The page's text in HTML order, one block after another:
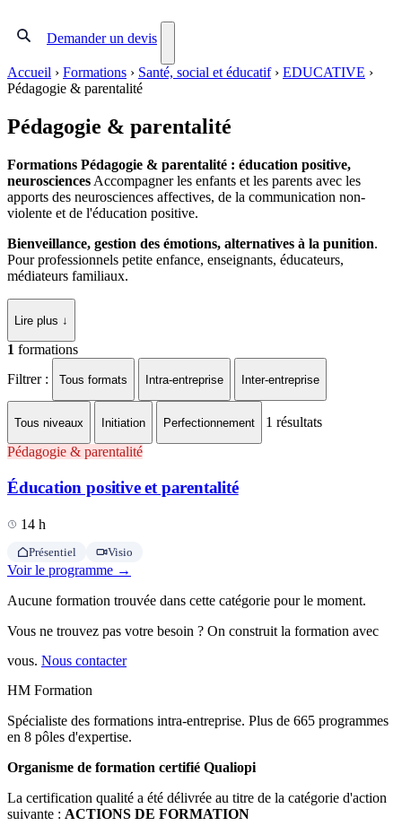
Demander un devis
Accueil › Formations › Santé, social et éducatif › EDUCATIVE ›
Pédagogie & parentalité
Pédagogie & parentalité
Formations Pédagogie & parentalité : éducation positive,
neurosciences Accompagner les enfants et les parents avec les
apports des neurosciences affectives, de la communication non-
violente et de l'éducation positive.
Bienveillance, gestion des émotions, alternatives à la punition.
Pour professionnels petite enfance, enseignants, éducateurs,
médiateurs familiaux.
Lire plus ↓
1 formations
Filtrer :
Tous formats Intra-entreprise Inter-entreprise
Tous niveaux Initiation Perfectionnement 1 résultats
Pédagogie & parentalité
Éducation positive et parentalité
14 h
Présentiel Visio
Voir le programme →
Aucune formation trouvée dans cette catégorie pour le moment.
Vous ne trouvez pas votre besoin ? On construit la formation avec
vous. Nous contacter
HM Formation
Spécialiste des formations intra-entreprise. Plus de 665 programmes
en 8 pôles d'expertise.
Organisme de formation certifié Qualiopi
La certification qualité a été délivrée au titre de la catégorie d'action
suivante : ACTIONS DE FORMATION